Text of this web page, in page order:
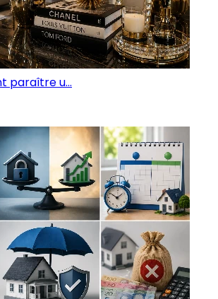
paraître u...